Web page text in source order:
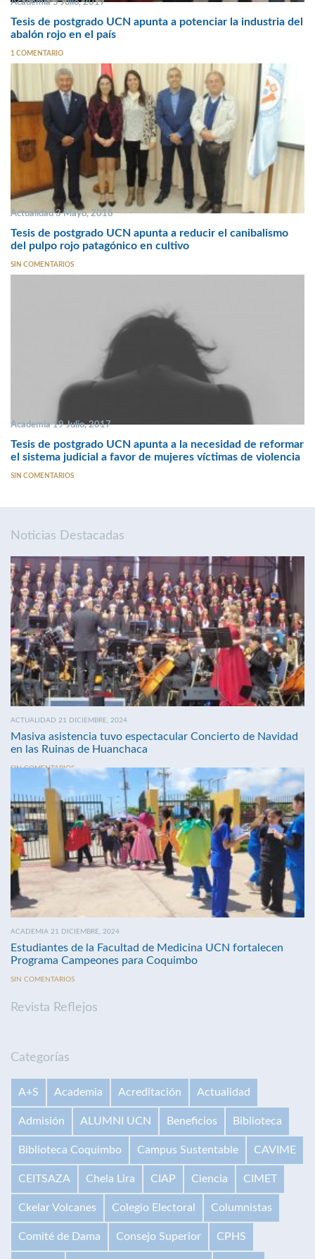
Academia 5 Julio, 2017
Tesis de postgrado UCN apunta a potenciar la industria del
abalón rojo en el país
1 COMENTARIO
Actualidad 3 Mayo, 2018
Tesis de postgrado UCN apunta a reducir el canibalismo
del pulpo rojo patagónico en cultivo
SIN COMENTARIOS
Academia 19 Julio, 2017
Tesis de postgrado UCN apunta a la necesidad de reformar
el sistema judicial a favor de mujeres víctimas de violencia
SIN COMENTARIOS
Noticias Destacadas
ACTUALIDAD 21 DICIEMBRE, 2024
Masiva asistencia tuvo espectacular Concierto de Navidad
en las Ruinas de Huanchaca
SIN COMENTARIOS
ACADEMIA 21 DICIEMBRE, 2024
Estudiantes de la Facultad de Medicina UCN fortalecen
Programa Campeones para Coquimbo
SIN COMENTARIOS
Revista Reflejos
Categorías
A+S Academia Acreditación Actualidad
Admisión ALUMNI UCN Beneficios Biblioteca
Biblioteca Coquimbo Campus Sustentable CAVIME
CEITSAZA Chela Lira CIAP Ciencia CIMET
Ckelar Volcanes Colegio Electoral Columnistas
Comité de Dama Consejo Superior CPHS